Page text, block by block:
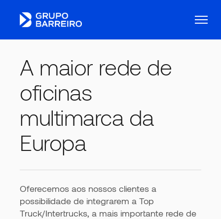
A maior rede de
oficinas
multimarca da
Europa
Oferecemos aos nossos clientes a
possibilidade de integrarem a Top
Truck/Intertrucks, a mais importante rede de